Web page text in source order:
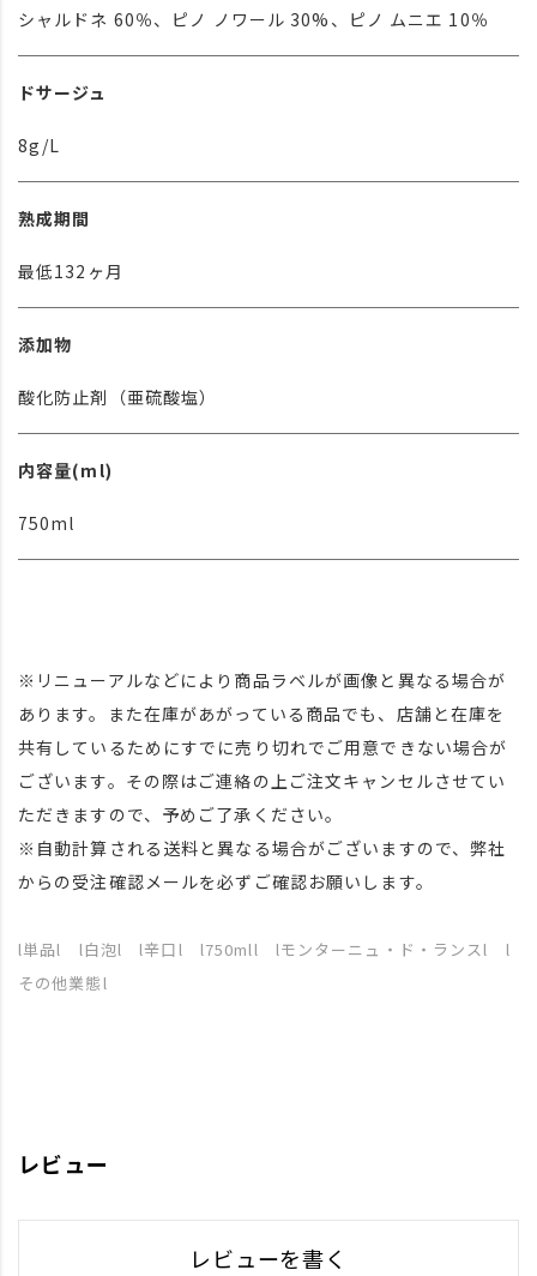
シャルドネ 60％、ピノ ノワール 30%、ピノ ムニエ 10％
ドサージュ
8g/L
熟成期間
最低132ヶ月
添加物
酸化防止剤（亜硫酸塩）
内容量(ml)
750ml
※リニューアルなどにより商品ラベルが画像と異なる場合が
あります。また在庫があがっている商品でも、店舗と在庫を
共有しているためにすでに売り切れでご用意できない場合が
ございます。その際はご連絡の上ご注文キャンセルさせてい
ただきますので、予めご了承ください。
※自動計算される送料と異なる場合がございますので、弊社
からの受注確認メールを必ずご確認お願いします。
l単品l l白泡l l辛口l l750mll lモンターニュ・ド・ランスl l
その他業態l
レビュー
レビューを書く